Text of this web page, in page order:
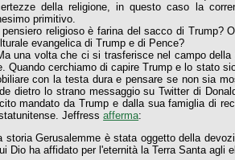
della religione, in questo caso la
primitivo.
religioso è farina del sacco di Trump?
evangelica di Trump e di Pence?
una volta che ci si trasferisce nel campo
Quando cerchiamo di capire Trump e lo stato
con la testa dura e pensare se non sia
dietro lo strano messaggio su Twitter di
mandato da Trump e dalla sua famiglia di
Jeffressafferma:
storia Gerusalemme è stata oggetto della
Dio ha affidato per l'eternità la Terra Santa agli